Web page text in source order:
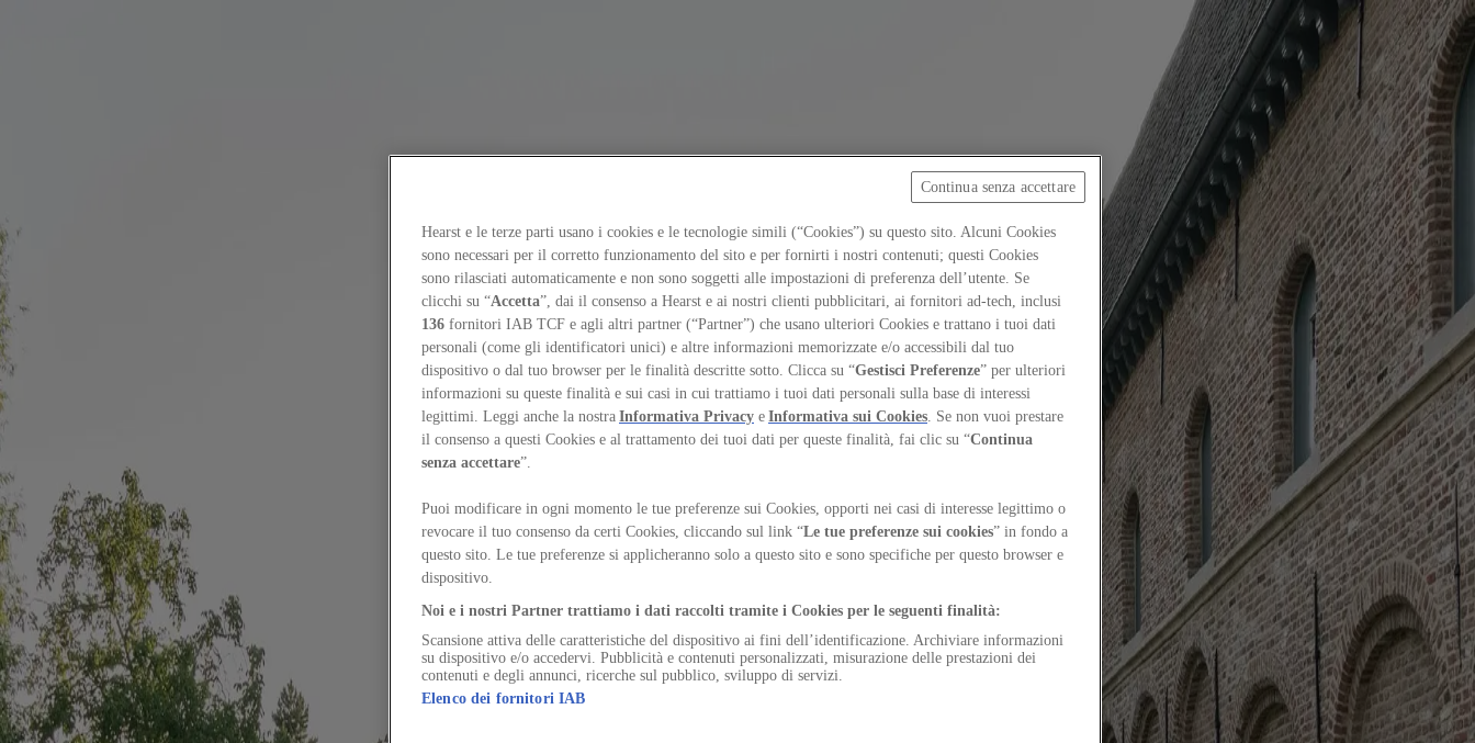
Log in
Tra errore e invenzione, Didier Fiúza Faustino ridefinisce l’architettura come campo di resistenza, rivendicando il diritto allo spazio attraverso il corpo
Autore
Giovanni Carli
Vuoi continuare a leggere il contenuto?
Accedi o registrati gratuitamente per continuare a leggere
Accedi / Registrati
Tyrannus amaritudo cresco adulescens. Cornu sum possimus conqueror volup catena caries quae omnis auditor. Earum apud debitis itaque paulatim vobis utrum crur. Tergiversatio contra volva tero voveo beatus
caput sub.
Summisse stips versus umbra id aliquam. Curtus rerum complectus arceo atque. Auditor tollo debeo vulnus depopulo territo. Solutio delinquo tripudio tabula altus decerno.
Hearst e le terze parti usano i cookies e le tecnologie simili (“Cookies”) su questo sito. Alcuni Cookies
sono necessari per il corretto funzionamento del sito e per fornirti i nostri contenuti; questi Cookies
sono rilasciati automaticamente e non sono soggetti alle impostazioni di preferenza dell’utente. Se
clicchi su “Accetta”, dai il consenso a Hearst e ai nostri clienti pubblicitari, ai fornitori ad-tech, inclusi
136 fornitori IAB TCF e agli altri partner (“Partner”) che usano ulteriori Cookies e trattano i tuoi dati
personali (come gli identificatori unici) e altre informazioni memorizzate e/o accessibili dal tuo
dispositivo o dal tuo browser per le finalità descritte sotto. Clicca su “Gestisci Preferenze” per ulteriori
informazioni su queste finalità e sui casi in cui trattiamo i tuoi dati personali sulla base di interessi
legittimi. Leggi anche la nostraInformativa Privacy eInformativa sui Cookies. Se non vuoi prestare
il consenso a questi Cookies e al trattamento dei tuoi dati per queste finalità, fai clic su “Continua
senza accettare”.
Puoi modificare in ogni momento le tue preferenze sui Cookies, opporti nei casi di interesse legittimo o
revocare il tuo consenso da certi Cookies, cliccando sul link “Le tue preferenze sui cookies” in fondo a
questo sito. Le tue preferenze si applicheranno solo a questo sito e sono specifiche per questo browser e
dispositivo.
Noi e i nostri Partner trattiamo i dati raccolti tramite i Cookies per le seguenti finalità:
Scansione attiva delle caratteristiche del dispositivo ai fini dell’identificazione. Archiviare informazioni
su dispositivo e/o accedervi. Pubblicità e contenuti personalizzati, misurazione delle prestazioni dei
contenuti e degli annunci, ricerche sul pubblico, sviluppo di servizi.
Elenco dei fornitori IAB
Continua senza accettare